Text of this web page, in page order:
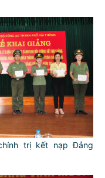
trị kết nạp Đảng